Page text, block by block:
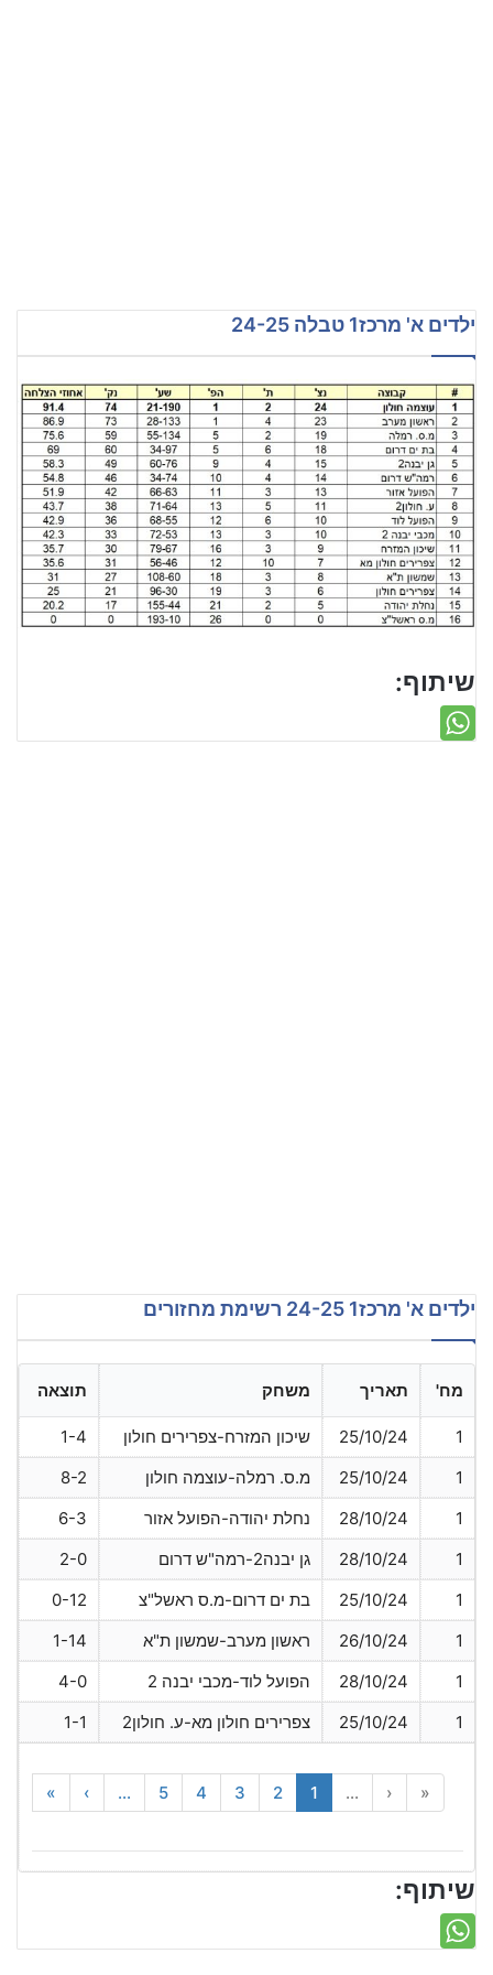
ילדים א' מרכז1 טבלה 24-25
שיתוף:
ילדים א' מרכז1 24-25 רשימת מחזורים
מח' תאריך משחק תוצאה
1
25/10/24 שיכון המזרח-צפרירים חולון
1-4
1
25/10/24 מ.ס. רמלה-עוצמה חולון
8-2
1
28/10/24 נחלת יהודה-הפועל אזור
6-3
1
28/10/24 גן יבנה2-רמה"ש דרום
2-0
1
25/10/24 בת ים דרום-מ.ס ראשל"צ
0-12
1
26/10/24 ראשון מערב-שמשון ת"א
1-14
1
28/10/24 הפועל לוד-מכבי יבנה 2
4-0
1
25/10/24 צפרירים חולון מא-ע. חולון2 1-1
«
‹
...
1
2
3
4
5
...
›
»
שיתוף: